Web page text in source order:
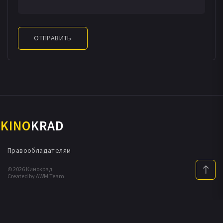
ОТПРАВИТЬ
KINOKRAD
© 2026 Кинокрад
Created by AWM Team
Правообладателям